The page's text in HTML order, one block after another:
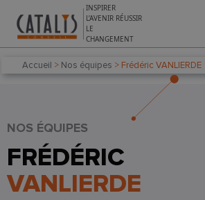
INSPIRER
L’AVENIR RÉUSSIR
LE
CHANGEMENT
Accueil > Nos équipes > Frédéric VANLIERDE
NOS ÉQUIPES
FRÉDÉRIC
VANLIERDE